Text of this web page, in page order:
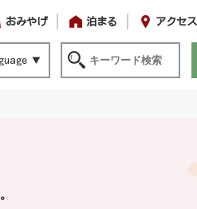
おみやげ 泊まる アクセス